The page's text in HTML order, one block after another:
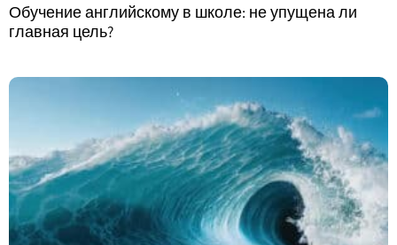
Обучение английскому в школе: не упущена ли
главная цель?